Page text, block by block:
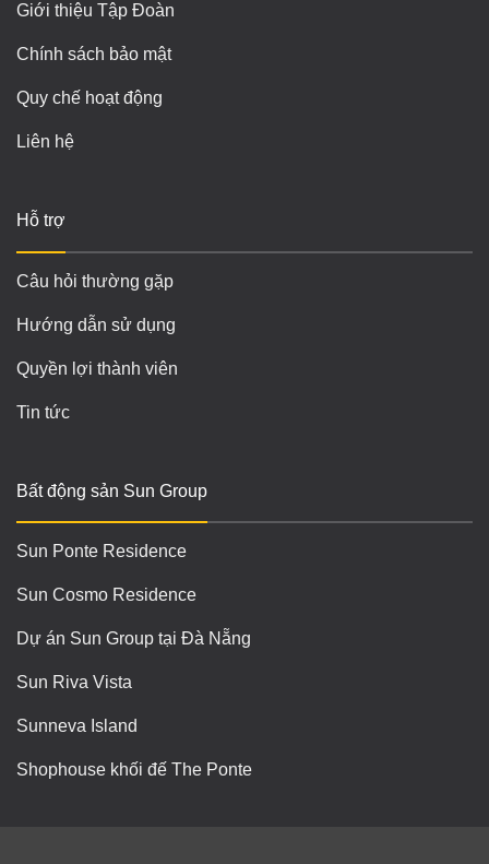
Giới thiệu Tập Đoàn
Chính sách bảo mật
Quy chế hoạt động
Liên hệ
Hỗ trợ
Câu hỏi thường gặp
Hướng dẫn sử dụng
Quyền lợi thành viên
Tin tức
Bất động sản Sun Group
Sun Ponte Residence
Sun Cosmo Residence
Dự án Sun Group tại Đà Nẵng
Sun Riva Vista
Sunneva Island
Shophouse khối đế The Ponte